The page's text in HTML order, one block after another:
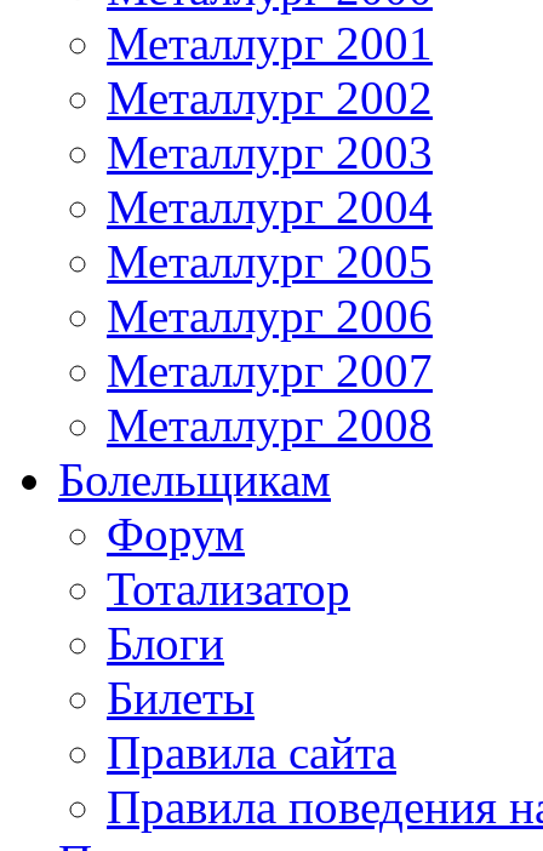
Металлург 2001
Металлург 2002
Металлург 2003
Металлург 2004
Металлург 2005
Металлург 2006
Металлург 2007
Металлург 2008
Болельщикам
Форум
Тотализатор
Блоги
Билеты
Правила сайта
Правила поведения